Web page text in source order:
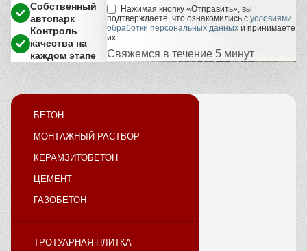
Собственный
автопарк
Контроль
качества на
каждом этапе
Нажимая кнопку «Отправить», вы
подтверждаете, что ознакомились с условиями
обработки персональных данных и принимаете
их.
Свяжемся в течение 5 минут
БЕТОН
МОНТАЖНЫЙ РАСТВОР
КЕРАМЗИТОБЕТОН
ЦЕМЕНТ
ГАЗОБЕТОН
ТРОТУАРНАЯ ПЛИТКА